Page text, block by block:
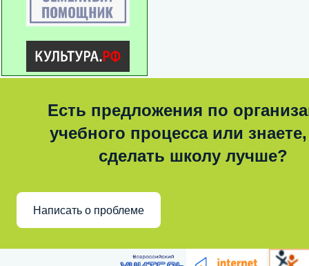
Есть предложения по
учебного процесса или знаете,
сделать школу лучше?
Написать о проблеме